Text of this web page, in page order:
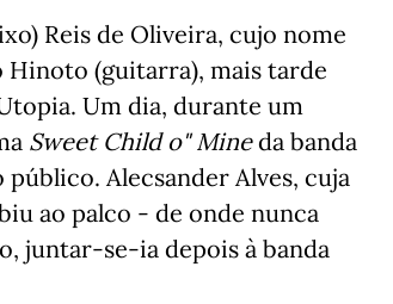
Reis de Oliveira, cujo nome
(guitarra), mais tarde
Um dia, durante um
Sweet Child o" Mineda banda
público. Alecsander Alves, cuja
ao palco - de onde nunca
juntar-se-ia depois à banda